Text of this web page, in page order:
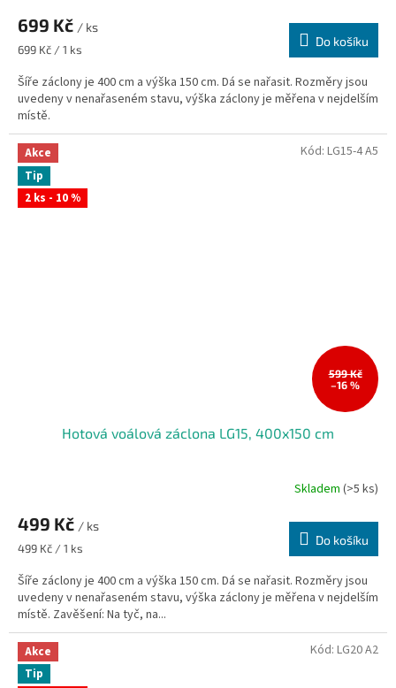
699 Kč / ks
Měrná
699 Kč / 1 ks
Do košíku
Šíře záclony je 400 cm a výška 150 cm. Dá se nařasit. Rozměry jsou
uvedeny v nenařaseném stavu, výška záclony je měřena v nejdelším
místě.
Akce
Tip
2 ks - 10 %
599 Kč
–16 %
Hotová voálová záclona LG15, 400x150 cm
produktu
je
5,0
z
5
hvězdiček.
Skladem(>5 ks)
499 Kč / ks
Měrná
499 Kč / 1 ks
Do košíku
Šíře záclony je 400 cm a výška 150 cm. Dá se nařasit. Rozměry jsou
uvedeny v nenařaseném stavu, výška záclony je měřena v nejdelším
místě. Zavěšení: Na tyč, na...
Kód: LG15-4 A5
Akce
Tip
Kód: LG20 A2